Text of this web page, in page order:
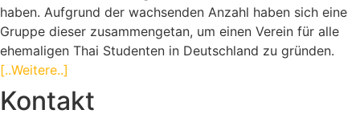
haben. Aufgrund der wachsenden Anzahl haben sich eine
Gruppe dieser zusammengetan, um einen Verein für alle
ehemaligen Thai Studenten in Deutschland zu gründen.
[..Weitere..]
Kontakt